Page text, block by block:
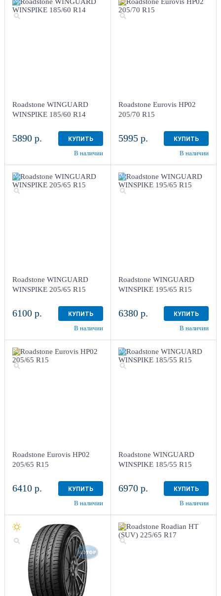
Roadstone WINGUARD
WINSPIKE 185/60 R14
5890 р. КУПИТЬ
В наличии
Roadstone Eurovis HP02
205/70 R15
5995 р. КУПИТЬ
В наличии
Roadstone WINGUARD
WINSPIKE 205/65 R15
6100 р. КУПИТЬ
В наличии
Roadstone WINGUARD
WINSPIKE 195/65 R15
6380 р. КУПИТЬ
В наличии
Roadstone Eurovis HP02
205/65 R15
6410 р. КУПИТЬ
В наличии
Roadstone WINGUARD
WINSPIKE 185/55 R15
6970 р. КУПИТЬ
В наличии